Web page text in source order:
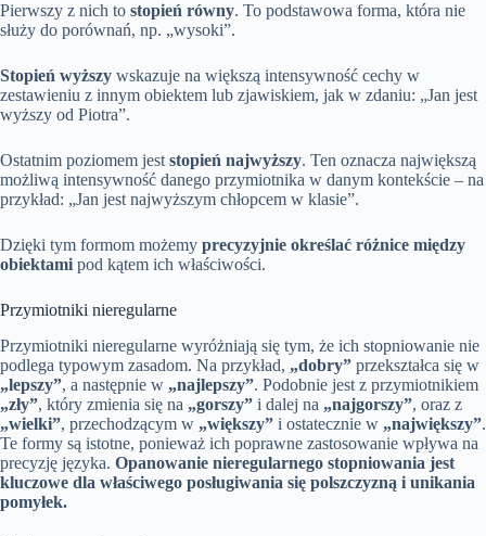
Pierwszy z nich to stopień równy. To podstawowa forma, która nie
służy do porównań, np. „wysoki”.
Stopień wyższy wskazuje na większą intensywność cechy w
zestawieniu z innym obiektem lub zjawiskiem, jak w zdaniu: „Jan jest
wyższy od Piotra”.
Ostatnim poziomem jest stopień najwyższy. Ten oznacza największą
możliwą intensywność danego przymiotnika w danym kontekście – na
przykład: „Jan jest najwyższym chłopcem w klasie”.
Dzięki tym formom możemy precyzyjnie określać różnice między
obiektami pod kątem ich właściwości.
Przymiotniki nieregularne
Przymiotniki nieregularne wyróżniają się tym, że ich stopniowanie nie
podlega typowym zasadom. Na przykład, „dobry” przekształca się w
„lepszy”, a następnie w „najlepszy”. Podobnie jest z przymiotnikiem
„zły”, który zmienia się na „gorszy” i dalej na „najgorszy”, oraz z
„wielki”, przechodzącym w „większy” i ostatecznie w „największy”.
Te formy są istotne, ponieważ ich poprawne zastosowanie wpływa na
precyzję języka. Opanowanie nieregularnego stopniowania jest
kluczowe dla właściwego posługiwania się polszczyzną i unikania
pomyłek.